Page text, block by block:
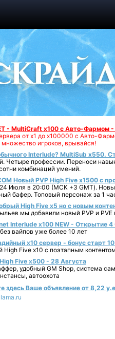
- MultiCraft x100 с Авто-Фармом
от х1 до х100000 с Авто-
игроков, врывайся!
Interlude? MultiSub x550.
Четыре профессии. Переноси
комбинаций умений.
Новый PVP High Five x1500 с
Июля в 20:00 (МСК +3 GMT).
бафер. Топовый персонаж за 1
High Five x5 но с новым
мы добавили новый PVP и PVE
Interlude х100 NEW - Открытие 4
вайпов уже более 10 лет
х10 сервер - бонус старт
High Five x10 с поэтапным
Five x500 - 28 Августа
удобный GM Shop, система
автоохота
здесь Ваше объявление от 8,22